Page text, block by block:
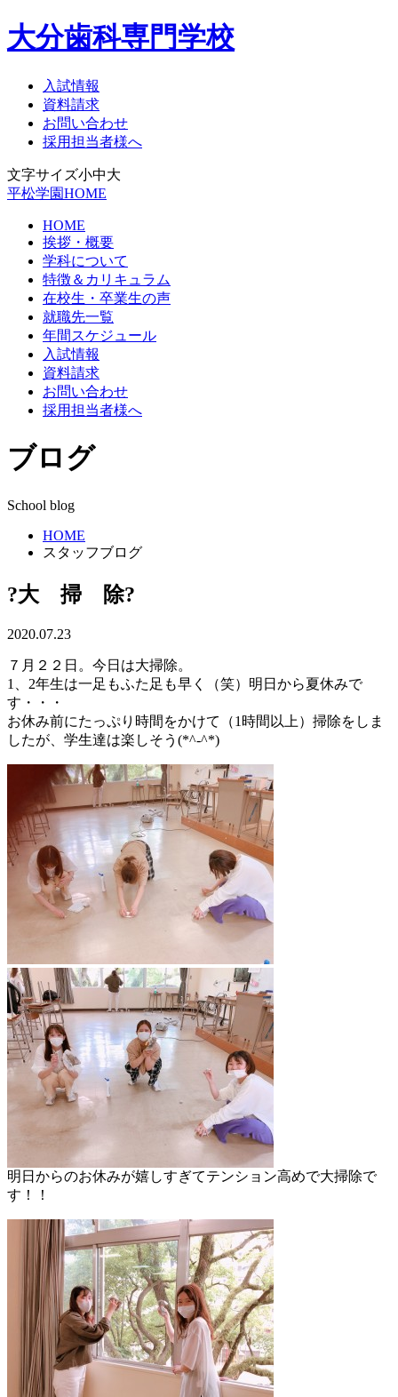
大分歯科専門学校
入試情報
資料請求
お問い合わせ
採用担当者様へ
文字サイズ小中大
平松学園HOME
HOME
挨拶・概要
学科について
特徴＆カリキュラム
在校生・卒業生の声
就職先一覧
年間スケジュール
入試情報
資料請求
お問い合わせ
採用担当者様へ
ブログ
School blog
HOME
スタッフブログ
?大 掃 除?
2020.07.23
７月２２日。今日は大掃除。
1、2年生は一足もふた足も早く（笑）明日から夏休みで
す・・・
お休み前にたっぷり時間をかけて（1時間以上）掃除をしま
したが、学生達は楽しそう(*^-^*)
明日からのお休みが嬉しすぎてテンション高めで大掃除で
す！！